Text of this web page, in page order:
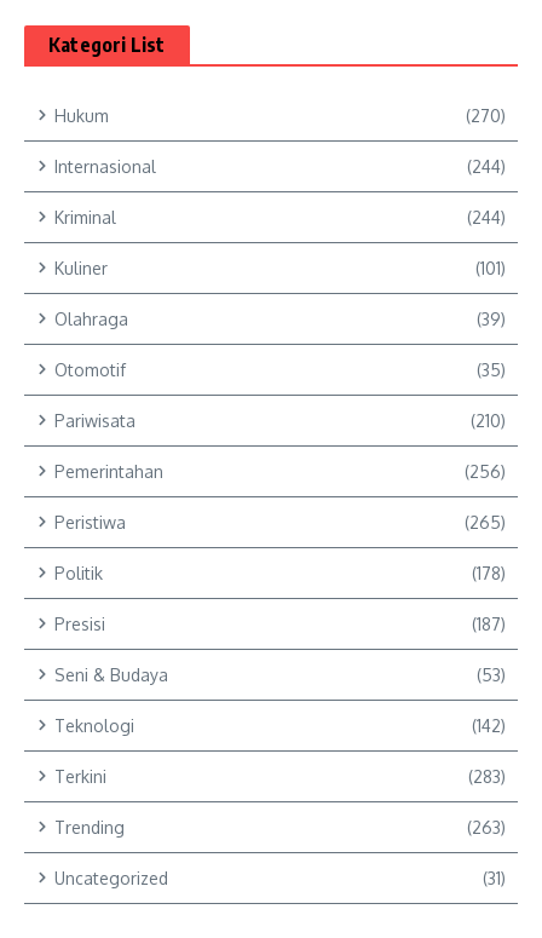
Kategori List
Hukum (270)
Internasional (244)
Kriminal (244)
Kuliner (101)
Olahraga (39)
Otomotif (35)
Pariwisata (210)
Pemerintahan (256)
Peristiwa (265)
Politik (178)
Presisi (187)
Seni & Budaya (53)
Teknologi (142)
Terkini (283)
Trending (263)
Uncategorized (31)